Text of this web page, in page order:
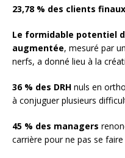
23,78 % des clients finaux
Le formidable potentiel
augmentée, mesuré par
nerfs, a donné lieu à la
36 % des DRH nuls en
à conjuguer plusieurs
45 % des managers
carrière pour ne pas se